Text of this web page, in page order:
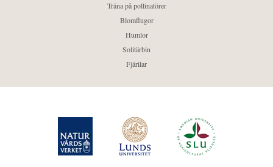
Träna på pollinatörer
Blomflugor
Humlor
Solitärbin
Fjärilar